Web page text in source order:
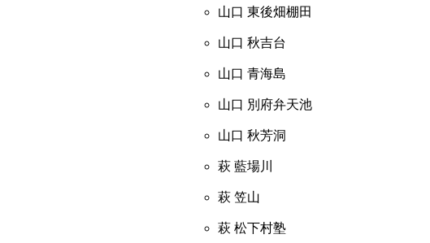
山口 東後畑棚田
山口 秋吉台
山口 青海島
山口 別府弁天池
山口 秋芳洞
萩 藍場川
萩 笠山
萩 松下村塾